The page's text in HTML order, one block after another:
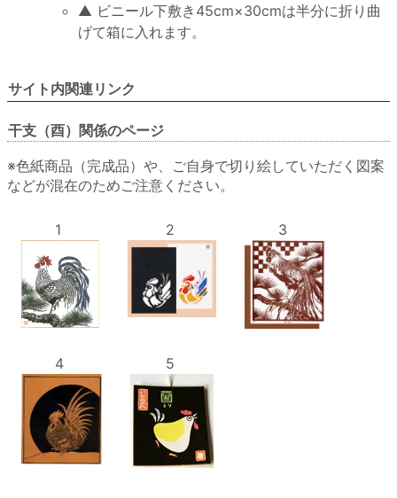
▲ ビニール下敷き45cm×30cmは半分に折り曲
げて箱に入れます。
サイト内関連リンク
干支（酉）関係のページ
※色紙商品（完成品）や、ご自身で切り絵していただく図案
などが混在のためご注意ください。
1 2 3
4 5